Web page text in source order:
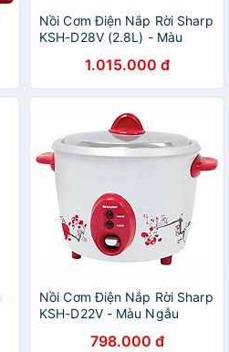
Nồi Cơm Điện Nắp Rời Sharp
KSH-D28V (2.8L) - Màu
1.015.000 đ
Nồi Cơm Điện Nắp Rời Sharp
KSH-D22V - Màu Ngẫu
798.000 đ